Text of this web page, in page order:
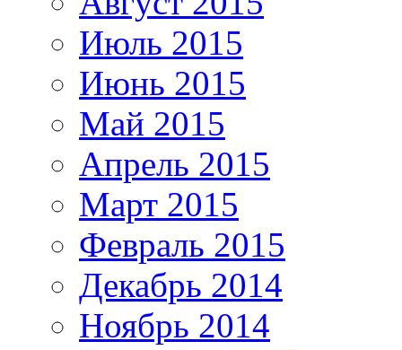
Июль 2015
Июнь 2015
Май 2015
Апрель 2015
Март 2015
Февраль 2015
Декабрь 2014
Ноябрь 2014